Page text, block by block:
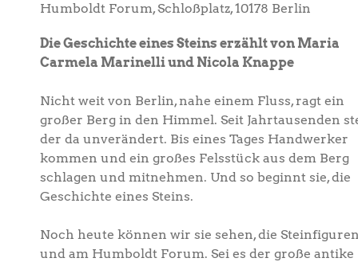
Humboldt Forum, Schloßplatz, 10178 Berlin
Die Geschichte eines Steins erzählt von Maria
Carmela Marinelli und Nicola Knappe
Nicht weit von Berlin, nahe einem Fluss, ragt ein
großer Berg in den Himmel. Seit Jahrtausenden
der da unverändert. Bis eines Tages Handwerker
kommen und ein großes Felsstück aus dem Berg
schlagen und mitnehmen. Und so beginnt sie, die
Geschichte eines Steins.
Noch heute können wir sie sehen, die
und am Humboldt Forum. Sei es der große antike